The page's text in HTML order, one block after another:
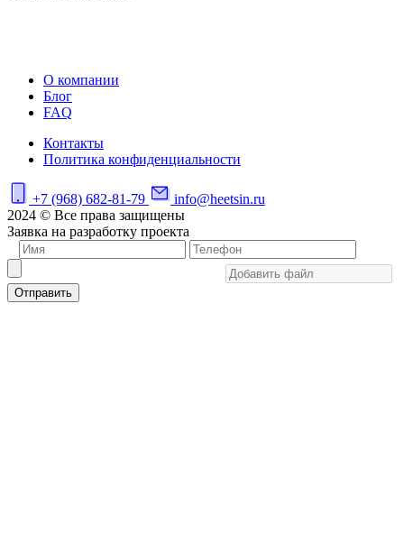
О компании
Блог
FAQ
Контакты
Политика конфиденциальности
+7 (968) 682-81-79
info@heetsin.ru
2024 © Все права защищены
Заявка на разработку проекта
Отправить